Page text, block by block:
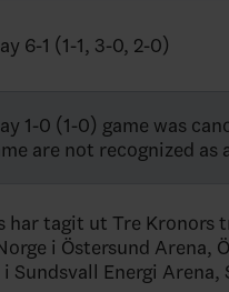
6-1 (1-1, 3-0, 2-0)
1-0 (1-0) game was
are not recognized as
har tagit ut Tre Kronors
i Östersund Arena,
Sundsvall Energi Arena,